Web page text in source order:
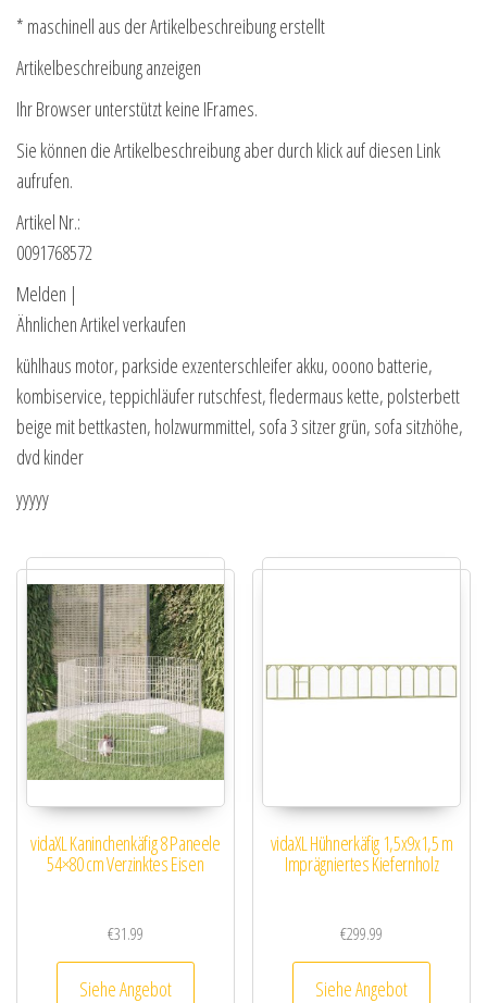
* maschinell aus der Artikelbeschreibung erstellt
Artikelbeschreibung anzeigen
Ihr Browser unterstützt keine IFrames.
Sie können die Artikelbeschreibung aber durch klick auf diesen Link
aufrufen.
Artikel Nr.:
0091768572
Melden |
Ähnlichen Artikel verkaufen
kühlhaus motor, parkside exzenterschleifer akku, ooono batterie,
kombiservice, teppichläufer rutschfest, fledermaus kette, polsterbett
beige mit bettkasten, holzwurmmittel, sofa 3 sitzer grün, sofa sitzhöhe,
dvd kinder
yyyyy
vidaXL Kaninchenkäfig 8 Paneele
54×80 cm Verzinktes Eisen
€31.99
Siehe Angebot
vidaXL Hühnerkäfig 1,5x9x1,5 m
Imprägniertes Kiefernholz
€299.99
Siehe Angebot